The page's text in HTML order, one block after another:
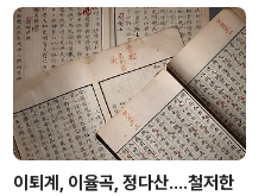
래 물이 나왔
를 확인해야
이나 합성이 아
이퇴계, 이율곡, 정다산....철저한